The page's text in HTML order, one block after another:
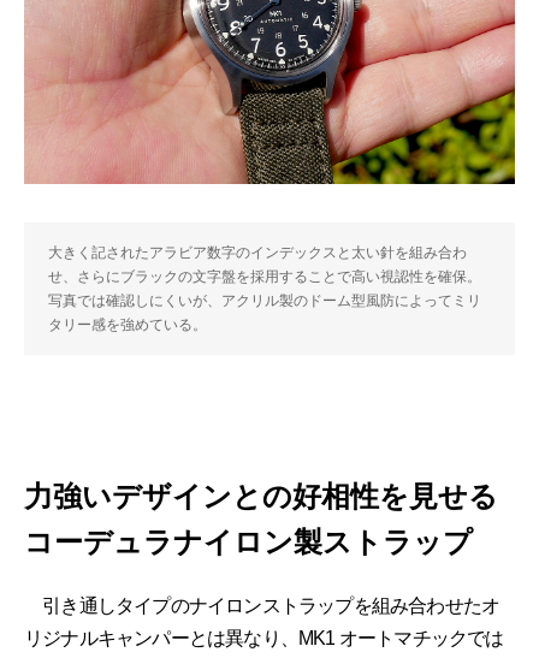
大きく記されたアラビア数字のインデックスと太い針を組み合わ
せ、さらにブラックの文字盤を採用することで高い視認性を確保。
写真では確認しにくいが、アクリル製のドーム型風防によってミリ
タリー感を強めている。
力強いデザインとの好相性を見せる
コーデュラナイロン製ストラップ
引き通しタイプのナイロンストラップを組み合わせたオ
リジナルキャンパーとは異なり、MK1 オートマチックでは